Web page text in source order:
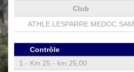
Club
ATHLE LESPARRE MEDOC SAM
Contrôle
1 - Km 25 - km 25,00